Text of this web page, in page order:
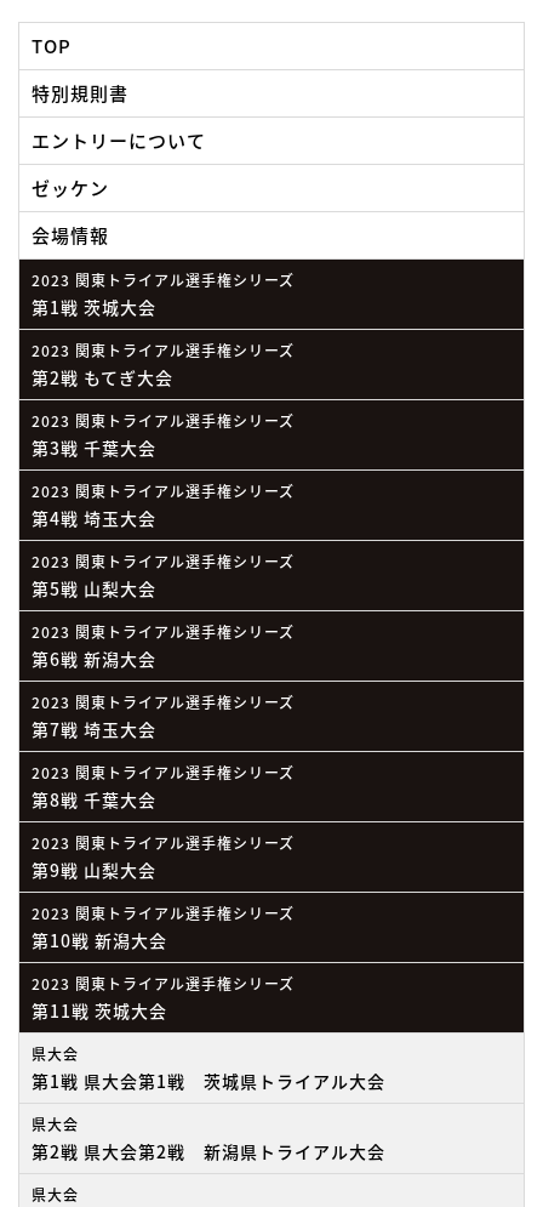
TOP
特別規則書
エントリーについて
ゼッケン
会場情報
2023 関東トライアル選手権シリーズ
第1戦 茨城大会
2023 関東トライアル選手権シリーズ
第2戦 もてぎ大会
2023 関東トライアル選手権シリーズ
第3戦 千葉大会
2023 関東トライアル選手権シリーズ
第4戦 埼玉大会
2023 関東トライアル選手権シリーズ
第5戦 山梨大会
2023 関東トライアル選手権シリーズ
第6戦 新潟大会
2023 関東トライアル選手権シリーズ
第7戦 埼玉大会
2023 関東トライアル選手権シリーズ
第8戦 千葉大会
2023 関東トライアル選手権シリーズ
第9戦 山梨大会
2023 関東トライアル選手権シリーズ
第10戦 新潟大会
2023 関東トライアル選手権シリーズ
第11戦 茨城大会
県大会
第1戦 県大会第1戦 茨城県トライアル大会
県大会
第2戦 県大会第2戦 新潟県トライアル大会
県大会